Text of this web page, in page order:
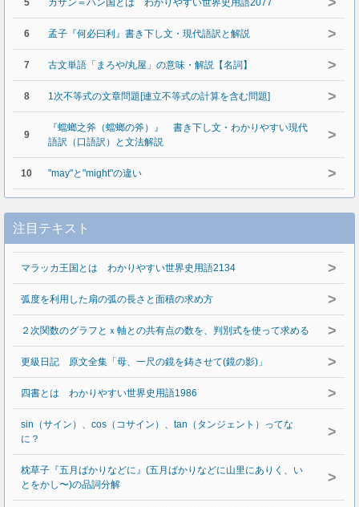
5 カザン＝ハン国とは わかりやすい世界史用語2077
6 孟子『何必曰利』書き下し文・現代語訳と解説 >
7 古文単語「まろや/丸屋」の意味・解説【名詞】 >
8 1次不等式の文章問題[連立不等式の計算を含む問題] >
9
『蟷螂之斧（蟷螂の斧）』 書き下し文・わかりやすい現代
語訳（口語訳）と文法解説
>
10 "may"と"might"の違い >
注目テキスト
マラッカ王国とは わかりやすい世界史用語2134 >
弧度を利用した扇の弧の長さと面積の求め方 >
２次関数のグラフとｘ軸との共有点の数を、判別式を使って求める >
更級日記 原文全集「母、一尺の鏡を鋳させて(鏡の影)」 >
四書とは わかりやすい世界史用語1986 >
sin（サイン）、cos（コサイン）、tan（タンジェント）ってな
に？
>
枕草子『五月ばかりなどに』(五月ばかりなどに山里にありく、い
とをかし〜)の品詞分解
>